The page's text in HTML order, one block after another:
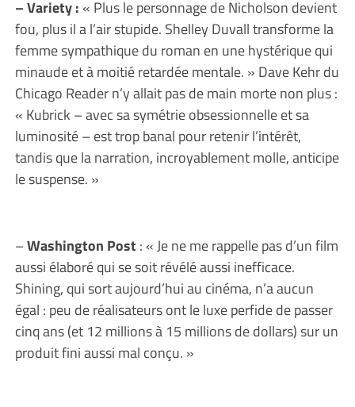
– Variety :« Plus le personnage de Nicholson devient
fou, plus il a l’air stupide. Shelley Duvall transforme la
femme sympathique du roman en une hystérique qui
minaude et à moitié retardée mentale. » Dave Kehr du
Chicago Reader n’y allait pas de main morte non plus :
« Kubrick – avec sa symétrie obsessionnelle et sa
luminosité – est trop banal pour retenir l’intérêt,
tandis que la narration, incroyablement molle, anticipe
le suspense. »
–Washington Post : « Je ne me rappelle pas d’un film
aussi élaboré qui se soit révélé aussi inefficace.
Shining, qui sort aujourd’hui au cinéma, n’a aucun
égal : peu de réalisateurs ont le luxe perfide de passer
cinq ans (et 12 millions à 15 millions de dollars) sur un
produit fini aussi mal conçu. »